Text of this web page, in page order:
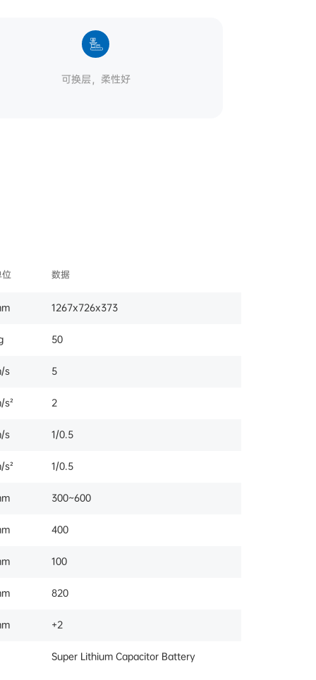
可换层，柔性好
数据
1267x726x373
50
s 5
s² 2
s 1/0.5
s² 1/0.5
300~600
400
100
820
+2
Super Lithium Capacitor Battery